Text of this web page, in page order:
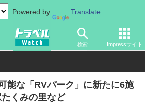
Powered by Translate
検索 Impressサイト
クルマ旅 自動車
能な「RVパーク」に新たに6施
くみの里など